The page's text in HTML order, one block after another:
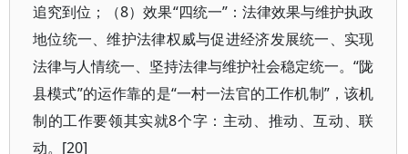
追究到位；（8）效果“四统一”：法律效果与维护执政
地位统一、维护法律权威与促进经济发展统一、实现
法律与人情统一、坚持法律与维护社会稳定统一。“陇
县模式”的运作靠的是“一村一法官的工作机制”，该机
制的工作要领其实就8个字：主动、推动、互动、联
动。[20]